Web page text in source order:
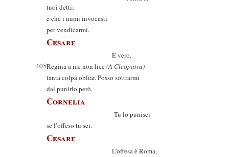
tuoi detti;
e che i numi invocasti
per vendicarmi.
Cesare
È vero.
405Regina a me non lice(A Cleopatra)
tanta colpa obliar. Posso sottrarmi
dal punirlo però.
Cornelia
Tu lo punisci
se l’offeso tu sei.
Cesare
L’offesa è Roma,